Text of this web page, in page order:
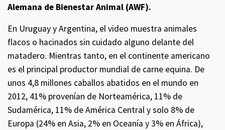
Alemana de Bienestar Animal (AWF).
En Uruguay y Argentina, el video muestra animales
flacos o hacinados sin cuidado alguno delante del
matadero. Mientras tanto, en el continente americano
es el principal productor mundial de carne equina. De
unos 4,8 millones caballos abatidos en el mundo en
2012, 41% provenían de Norteamérica, 11% de
Sudamérica, 11% de América Central y solo 8% de
Europa (24% en Asia, 2% en Oceanía y 3% en África),